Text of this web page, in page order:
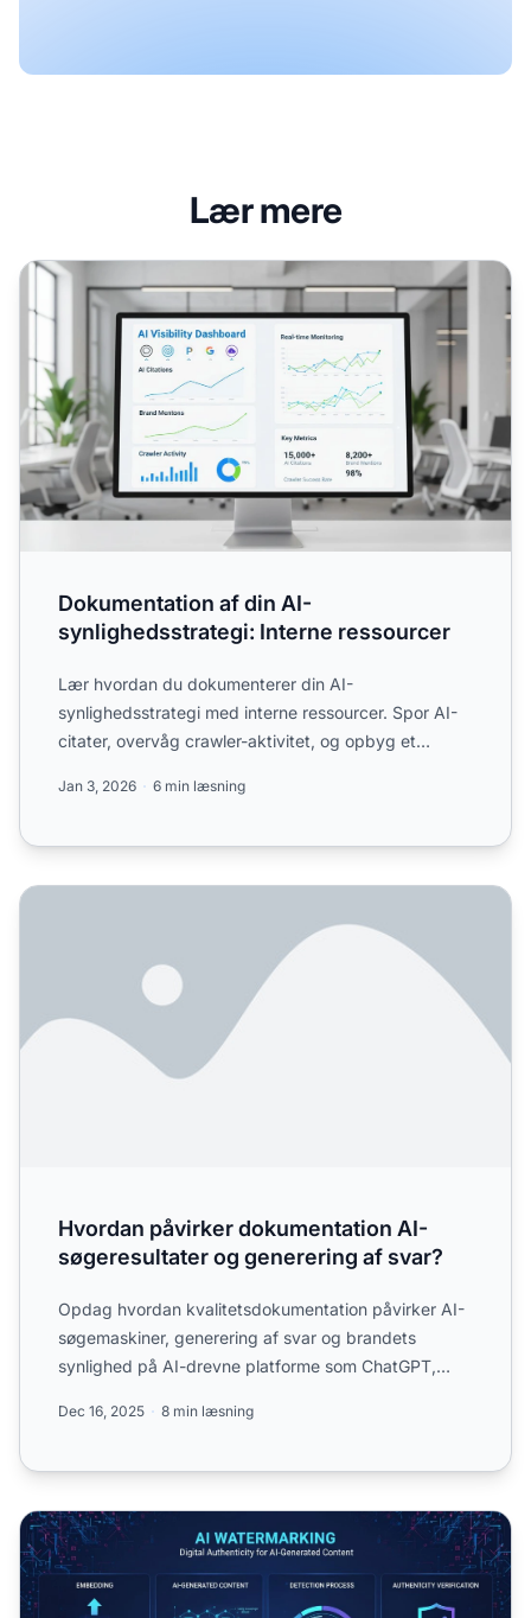
Lær mere
Dokumentation af din AI-synlighedsstrategi: Interne
Dokumentation af din AI-
synlighedsstrategi: Interne ressourcer
Lær hvordan du dokumenterer din AI-
synlighedsstrategi med interne ressourcer. Spor AI-
citater, overvåg crawler-aktivitet, og opbyg et
Jan 3, 2026 6 min læsning
Hvordan påvirker dokumentation AI-søgeresultater og
Hvordan påvirker dokumentation AI-
søgeresultater og generering af svar?
Opdag hvordan kvalitetsdokumentation påvirker AI-
søgemaskiner, generering af svar og brandets
synlighed på AI-drevne platforme som ChatGPT,
Dec 16, 2025 8 min læsning
Vandmærkning af AI-indhold